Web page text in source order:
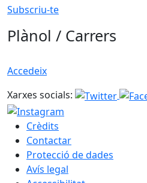
Subscriu-te
Plànol / Carrers
Accedeix
Xarxes socials:
Crèdits
Contactar
Protecció de dades
Avís legal